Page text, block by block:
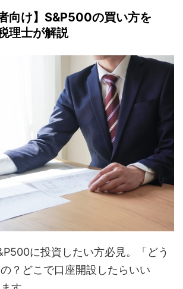
者向け】S&P500の買い方を
理士が解説
に投資したい方必見。「どう
？どこで口座開設したらいい